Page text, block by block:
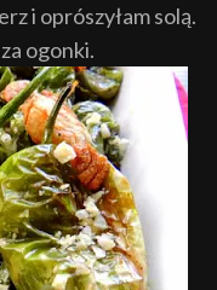
i oprószyłam solą.
ogonki.